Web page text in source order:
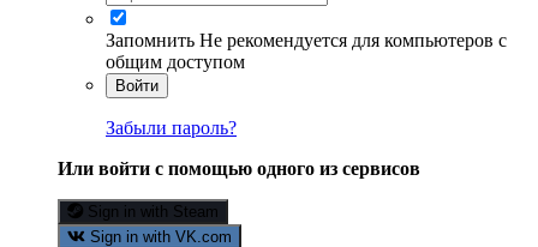
Запомнить Не рекомендуется для компьютеров с
общим доступом
Войти
Забыли пароль?
Или войти с помощью одного из сервисов
Sign in with Steam
Sign in with VK.com